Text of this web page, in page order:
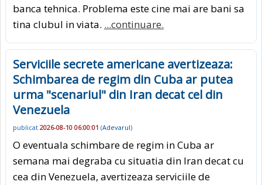
banca tehnica. Problema este cine mai are bani sa
tina clubul in viata. ...continuare.
Serviciile secrete americane avertizeaza:
Schimbarea de regim din Cuba ar putea
urma "scenariul" din Iran decat cel din
Venezuela
publicat 2026-08-10 06:00:01 (Adevarul)
O eventuala schimbare de regim in Cuba ar
semana mai degraba cu situatia din Iran decat cu
cea din Venezuela, avertizeaza serviciile de